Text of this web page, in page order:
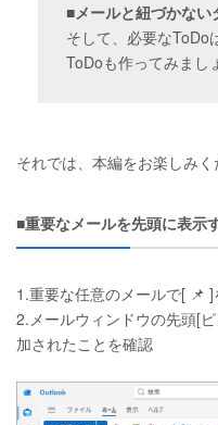
■メールと紐づかない
そして、必要なToDo
ToDoも作ってみまし
それでは、本編をお楽しみく
■重要なメールを先頭に表示
1.重要な任意のメールで[ 📌 ]
2.メールウィンドウの先頭[
加されたことを確認